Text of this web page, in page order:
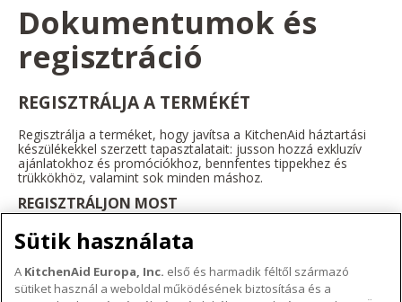
Dokumentumok és
regisztráció
REGISZTRÁLJA A TERMÉKÉT
Regisztrálja a terméket, hogy javítsa a KitchenAid háztartási
készülékekkel szerzett tapasztalatait: jusson hozzá exkluzív
ajánlatokhoz és promóciókhoz, bennfentes tippekhez és
trükkökhöz, valamint sok minden máshoz.
REGISZTRÁLJON MOST
A KITCHENAID MÁRKÁRÓL
Sütik használata
A KitchenAid Europa, Inc. első és harmadik féltől származó
sütiket használ a weboldal működésének biztosítása és a